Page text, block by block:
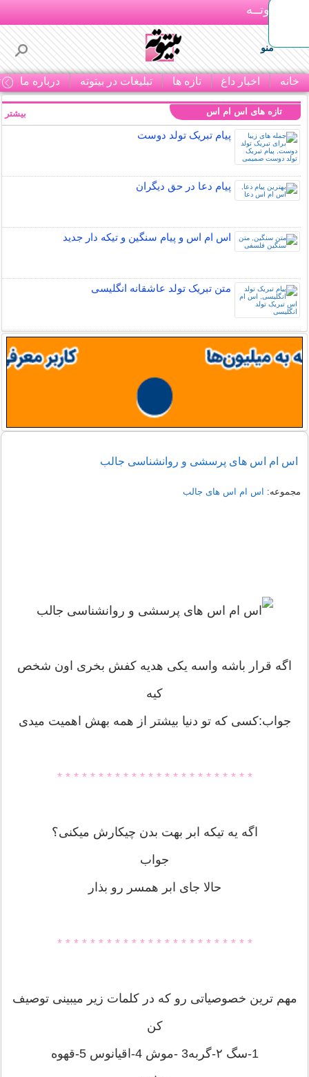
بـیتوتــه
منو
خانه اخبار داغ تازه ها تبلیغات در بیتوته درباره ما
تازه های اس ام اس
پیام تبریک تولد دوست
پیام دعا در حق دیگران
اس ام اس و پیام سنگین و تیکه دار جدید
متن تبریک تولد عاشقانه انگلیسی
بیشتر
اس ام اس های پرسشی و روانشناسی جالب
مجموعه: اس ام اس های جالب
اگه قرار باشه واسه یکی هدیه کفش بخری اون شخص
کیه
جواب:کسی که تو دنیا بیشتر از همه بهش اهمیت میدی
* * * * * * * * * * * * * * * * * * * * * * * *
اگه یه تیکه ابر بهت بدن چیکارش میکنی؟
جواب
حالا جای ابر همسر رو بذار
* * * * * * * * * * * * * * * * * * * * * * * *
مهم ترین خصوصیاتی رو كه در كلمات زیر میبینی توصیف
كن
1-سگ ۲-گربه3 -موش 4-اقیانوس 5-قهوه